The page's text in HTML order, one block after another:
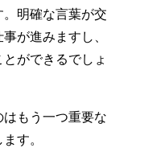
明確な言葉が交
が進みますし、
ができるでしょ
もう一つ重要な
す。